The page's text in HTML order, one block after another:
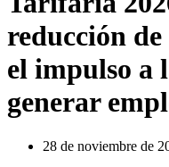
reducción
el impulso a
generar
28 de noviembre de